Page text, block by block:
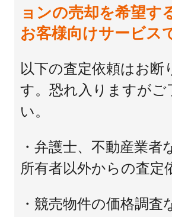
ョンの売却を希望す
お客様向けサービス
以下の査定依頼はお断
す。恐れ入りますがご
い。
・弁護士、不動産業者
所有者以外からの査定
・競売物件の価格調査